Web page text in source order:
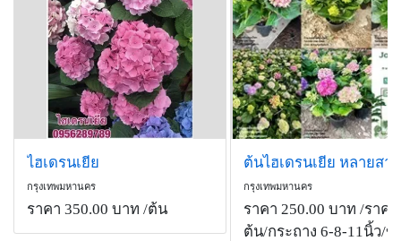
ไฮเดรนเยีย
กรุงเทพมหานคร
ราคา 350.00 บาท /ต้น
กรุงเทพมหานคร
ราคา 250.00 บาท /ราคา
ต้น/กระถาง 6-8-11นิ้ว/ข